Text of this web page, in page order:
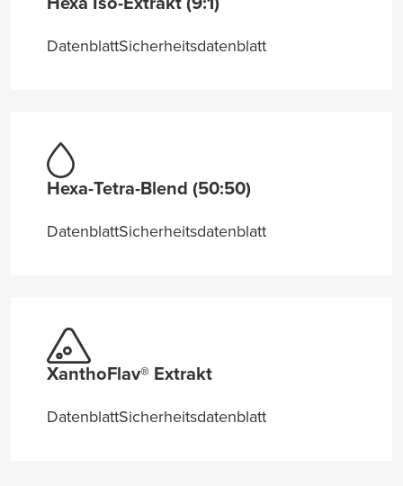
DatenblattSicherheitsdatenblatt
Hexa-Tetra-Blend (50:50)
DatenblattSicherheitsdatenblatt
XanthoFlav® Extrakt
DatenblattSicherheitsdatenblatt